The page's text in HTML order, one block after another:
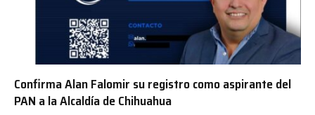
Confirma Alan Falomir su registro como aspirante del
PAN a la Alcaldía de Chihuahua